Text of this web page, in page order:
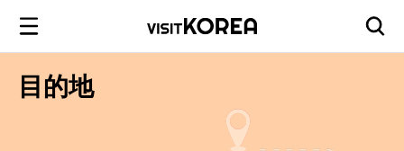
目的地